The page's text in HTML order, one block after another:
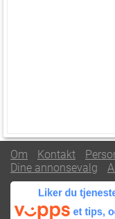
Om Kontakt
Dine annonsevalg